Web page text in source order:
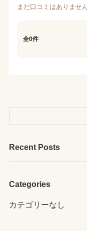
まだ口コミはありませ
全0件
Recent Posts
Categories
カテゴリーなし